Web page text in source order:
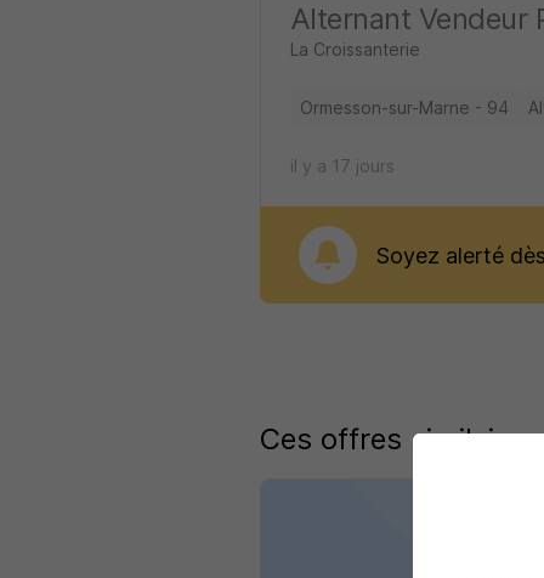
Alternant Vendeur
La Croissanterie
Ormesson-sur-Marne - 94
il y a 17 jours
Soyez alerté
Ces offres